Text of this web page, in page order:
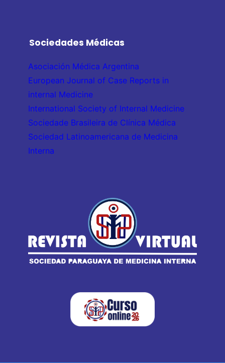
Sociedades Médicas
Asociación Médica Argentina
European Journal of Case Reports in
internal Medicine
International Society of Internal Medicine
Sociedade Brasileira de Clínica Médica
Sociedad Latinoamericana de Medicina
Interna